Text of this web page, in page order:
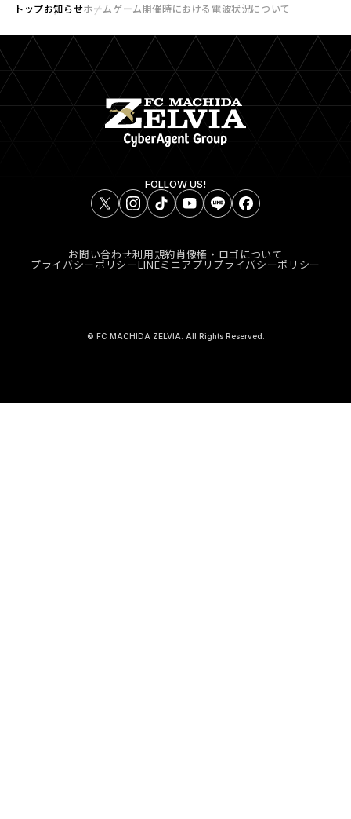
トップお知らせホームゲーム開催時における電波状況について
FOLLOW US!
お問い合わせ利用規約肖像権・ロゴについて
プライバシーポリシーLINEミニアプリプライバシーポリシー
© FC MACHIDA ZELVIA. All Rights Reserved.